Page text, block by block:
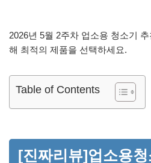
2026년 5월 2주차 업소용 청소기
해 최적의 제품을 선택하세요.
Table of Contents
[진짜리뷰]업소용청